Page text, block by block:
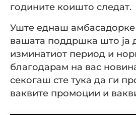
годините коишто следат.
Уште еднаш
вашата поддршка што ја
изминатиот период и
благодарам на вас
секогаш сте тука да ги
ваквите промоции и